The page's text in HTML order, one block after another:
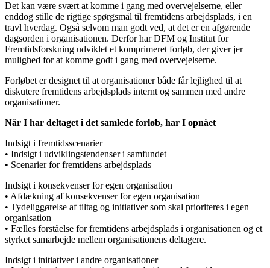
Det kan være svært at komme i gang med overvejelserne, eller
enddog stille de rigtige spørgsmål til fremtidens arbejdsplads, i en
travl hverdag. Også selvom man godt ved, at det er en afgørende
dagsorden i organisationen. Derfor har DFM og Institut for
Fremtidsforskning udviklet et komprimeret forløb, der giver jer
mulighed for at komme godt i gang med overvejelserne.
Forløbet er designet til at organisationer både får lejlighed til at
diskutere fremtidens arbejdsplads internt og sammen med andre
organisationer.
Når I har deltaget i det samlede forløb, har I opnået
Indsigt i fremtidsscenarier
• Indsigt i udviklingstendenser i samfundet
• Scenarier for fremtidens arbejdsplads
Indsigt i konsekvenser for egen organisation
• Afdækning af konsekvenser for egen organisation
• Tydeliggørelse af tiltag og initiativer som skal prioriteres i egen
organisation
• Fælles forståelse for fremtidens arbejdsplads i organisationen og et
styrket samarbejde mellem organisationens deltagere.
Indsigt i initiativer i andre organisationer